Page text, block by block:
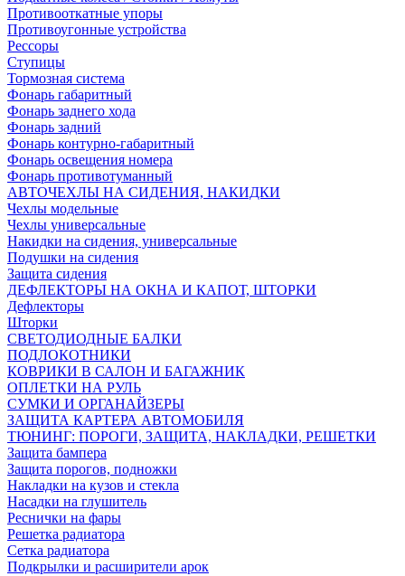
Противооткатные упоры
Противоугонные устройства
Рессоры
Ступицы
Тормозная система
Фонарь габаритный
Фонарь заднего хода
Фонарь задний
Фонарь контурно-габаритный
Фонарь освещения номера
Фонарь противотуманный
АВТОЧЕХЛЫ НА СИДЕНИЯ, НАКИДКИ
Чехлы модельные
Чехлы универсальные
Накидки на сидения, универсальные
Подушки на сидения
Защита сидения
ДЕФЛЕКТОРЫ НА ОКНА И КАПОТ, ШТОРКИ
Дефлекторы
Шторки
СВЕТОДИОДНЫЕ БАЛКИ
ПОДЛОКОТНИКИ
КОВРИКИ В САЛОН И БАГАЖНИК
ОПЛЕТКИ НА РУЛЬ
СУМКИ И ОРГАНАЙЗЕРЫ
ЗАЩИТА КАРТЕРА АВТОМОБИЛЯ
ТЮНИНГ: ПОРОГИ, ЗАЩИТА, НАКЛАДКИ, РЕШЕТКИ
Защита бампера
Защита порогов, подножки
Накладки на кузов и стекла
Насадки на глушитель
Реснички на фары
Решетка радиатора
Сетка радиатора
Подкрылки и расширители арок